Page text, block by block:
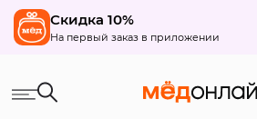
Скидка 10%
На первый заказ в приложении